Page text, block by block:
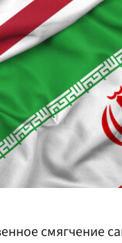
смягчение